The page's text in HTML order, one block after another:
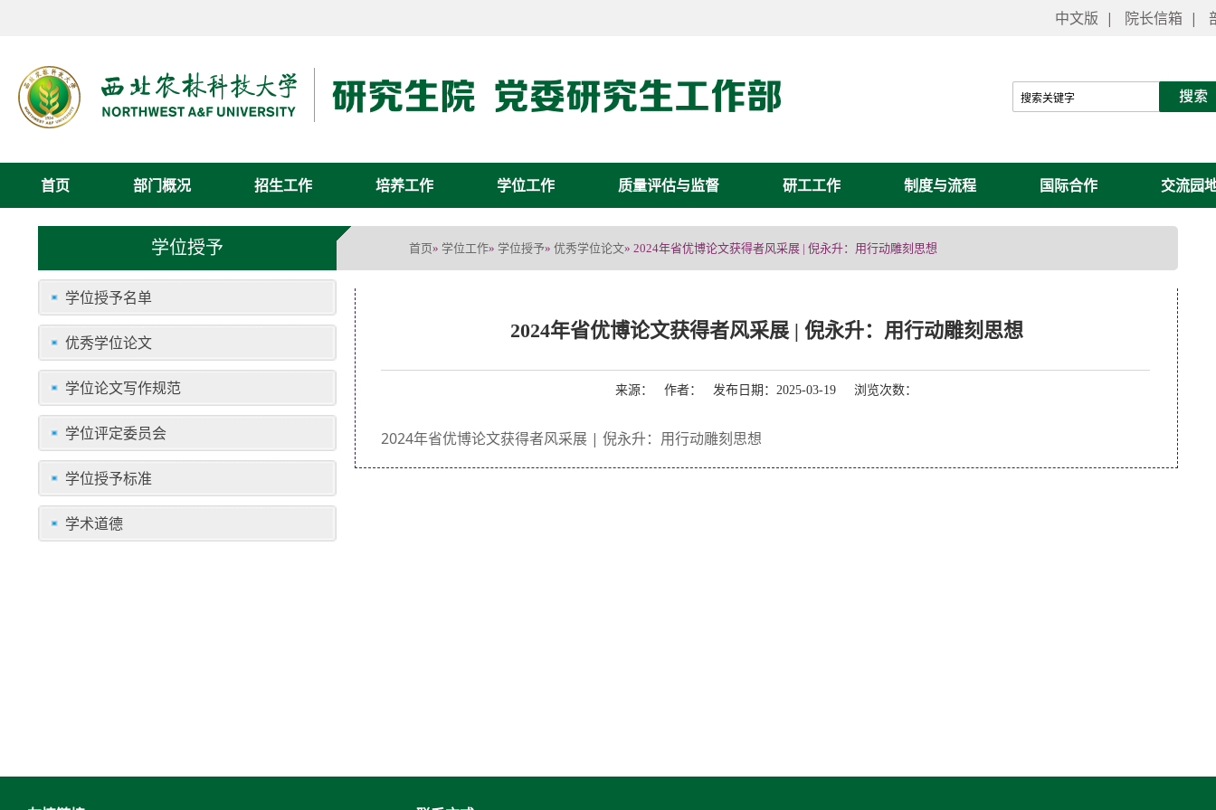
中文版 | 院长信箱 |
首页 部门概况 招生工作 培养工作 学位工作 质量评估与监督 研工工作 制度与流程 国际合作 交流园
学位授予 首页» 学位工作» 学位授予» 优秀学位论文» 2024年省优博论文获得者风采展 | 倪永升：用行动雕刻思想
学位授予名单
优秀学位论文
学位论文写作规范
学位评定委员会
学位授予标准
学术道德
2024年省优博论文获得者风采展 | 倪永升：用行动雕刻思想
来源： 作者： 发布日期：2025-03-19 浏览次数：
2024年省优博论文获得者风采展 | 倪永升：用行动雕刻思想